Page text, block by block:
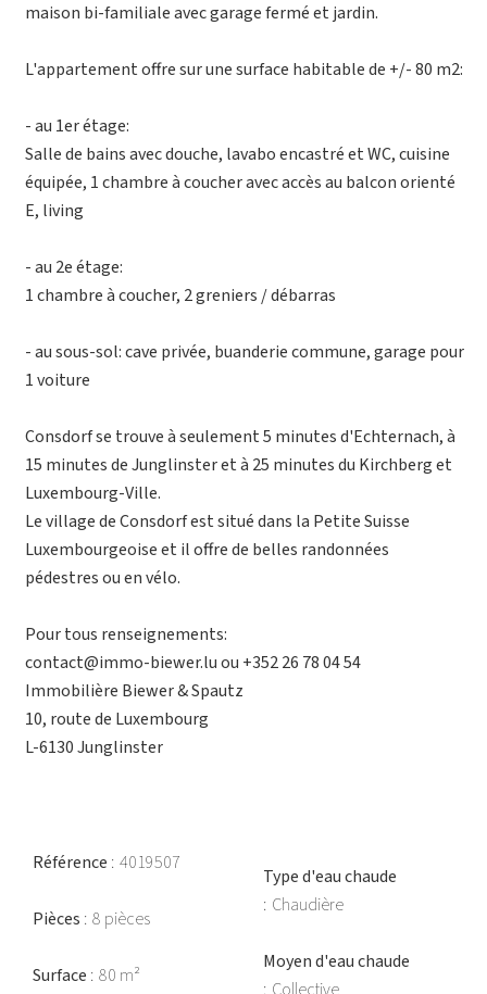
maison bi-familiale avec garage fermé et jardin.
L'appartement offre sur une surface habitable de +/- 80 m2:
- au 1er étage:
Salle de bains avec douche, lavabo encastré et WC, cuisine
équipée, 1 chambre à coucher avec accès au balcon orienté
E, living
- au 2e étage:
1 chambre à coucher, 2 greniers / débarras
- au sous-sol: cave privée, buanderie commune, garage pour
1 voiture
Consdorf se trouve à seulement 5 minutes d'Echternach, à
15 minutes de Junglinster et à 25 minutes du Kirchberg et
Luxembourg-Ville.
Le village de Consdorf est situé dans la Petite Suisse
Luxembourgeoise et il offre de belles randonnées
pédestres ou en vélo.
Pour tous renseignements:
contact@immo-biewer.lu ou +352 26 78 04 54
Immobilière Biewer & Spautz
10, route de Luxembourg
L-6130 Junglinster
Référence 4019507
Pièces 8 pièces
Surface 80 m²
Type d'eau chaude
Chaudière
Moyen d'eau chaude